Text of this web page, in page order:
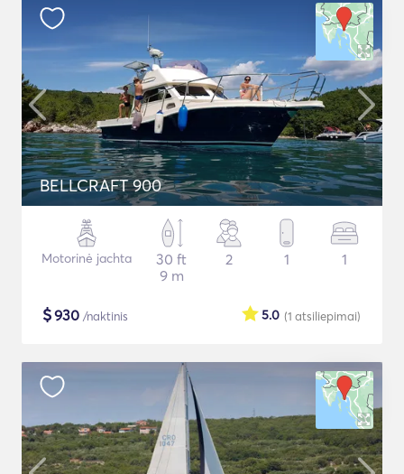
BELLCRAFT 900
Motorinė jachta
30 ft
9 m
2 1 1
$930 /naktinis (1 atsiliepimai)
5.0